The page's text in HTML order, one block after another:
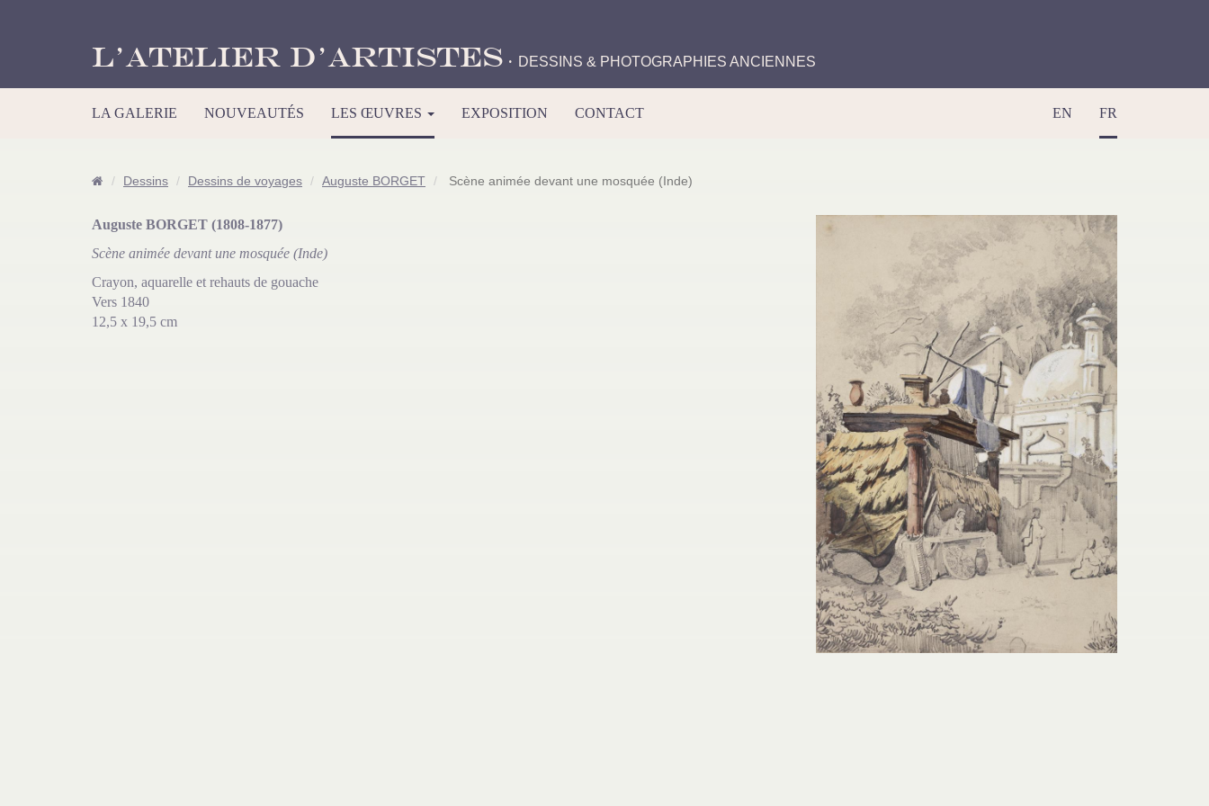
L’Atelier d’Artistes · DESSINS & PHOTOGRAPHIES ANCIENNES
LA GALERIE NOUVEAUTÉS LES ŒUVRES EXPOSITION CONTACT EN FR
Dessins Dessins de voyages Auguste BORGET Scène animée devant une mosquée (Inde)
Auguste BORGET (1808-1877)
Scène animée devant une mosquée (Inde)
Crayon, aquarelle et rehauts de gouache
Vers 1840
12,5 x 19,5 cm